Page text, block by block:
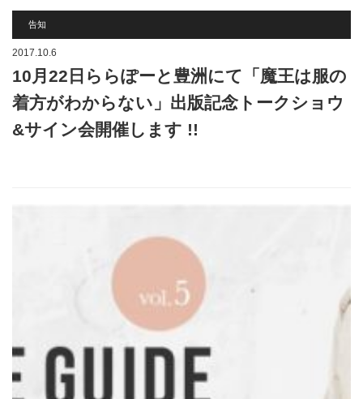
告知
2017.10.6
10月22日ららぽーと豊洲にて「魔王は服の
着方がわからない」出版記念トークショウ
&サイン会開催します !!